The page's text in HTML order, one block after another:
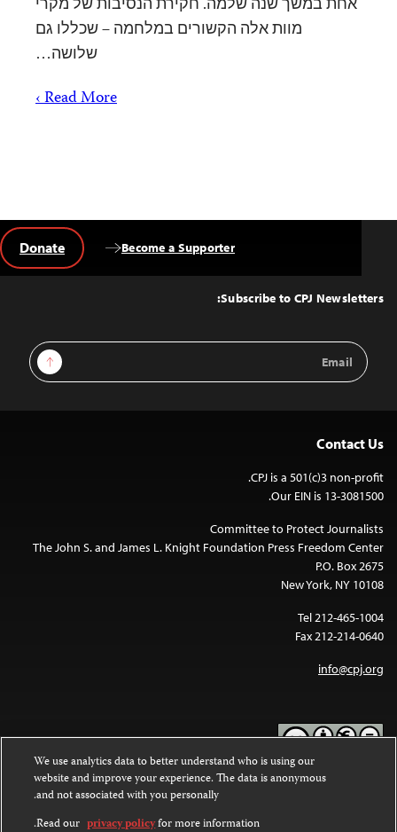
מוות אלה הקשורים במלחמה – שכללו גם
שלושה…
Read More ›
Top
Subscribe to CPJ Newsletters:
Email
Address
Sign Up
Become a Supporter
Donate
Contact Us
CPJ is a 501(c)3 non-profit.
Our EIN is 13-3081500.
Committee to Protect Journalists
The John S. and James L. Knight Foundation Press Freedom Center
P.O. Box 2675
New York, NY 10108
Tel 212-465-1004
Fax 212-214-0640
info@cpj.org
Except where noted, text on this website is licensed under a
Commons Attribution-NonCommercial-NoDerivatives 4.0
We use analytics data to better understand who is using our
website and improve your experience. The data is anonymous
and not associated with you personally.
Read our privacy policyfor more information.